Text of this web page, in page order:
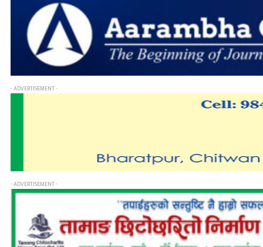
- ADVERTISEMENT -
- ADVERTISEMENT -